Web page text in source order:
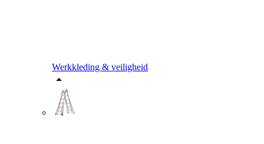
Werkkleding & veiligheid